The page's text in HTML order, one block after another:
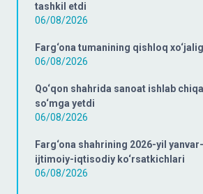
tashkil etdi
06/08/2026
Farg‘ona tumanining qishloq
06/08/2026
Qo‘qon shahrida sanoat ishlab
so‘mga yetdi
06/08/2026
Farg‘ona shahrining 2026-yil
ijtimoiy-iqtisodiy ko‘rsatkichlari
06/08/2026